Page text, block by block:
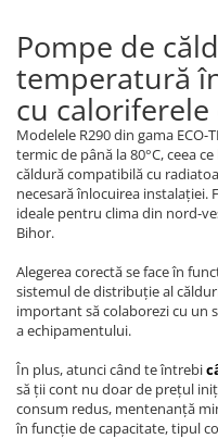
Pompe de
temperatură
cu caloriferele
Modelele R290 din gama
termic de până la 80°C, ceea
căldură compatibilă cu
necesară înlocuirea instalației.
ideale pentru clima din nord-
Bihor.
Alegerea corectă se face în
sistemul de distribuție al
important să colaborezi cu un
a echipamentului.
În plus, atunci când te întrebi
să ții cont nu doar de prețul
consum redus, mentenanță
în funcție de capacitate, tipul